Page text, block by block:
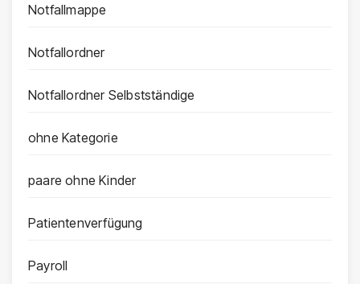
Notfallmappe
Notfallordner
Notfallordner Selbstständige
ohne Kategorie
paare ohne Kinder
Patientenverfügung
Payroll